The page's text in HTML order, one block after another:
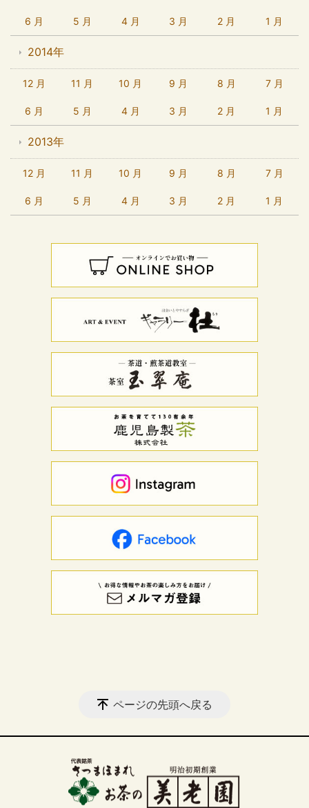
6 月 5 月 4 月 3 月 2 月 1 月
2014年
12 月 11 月 10 月 9 月 8 月 7 月
6 月 5 月 4 月 3 月 2 月 1 月
2013年
12 月 11 月 10 月 9 月 8 月 7 月
6 月 5 月 4 月 3 月 2 月 1 月
ページの先頭へ戻る